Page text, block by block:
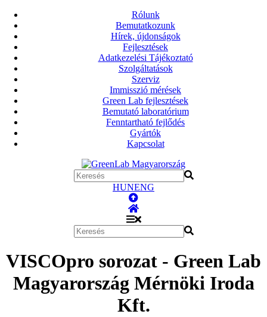
Rólunk
Bemutatkozunk
Hírek, újdonságok
Fejlesztések
Adatkezelési Tájékoztató
Szolgáltatások
Szerviz
Immisszió mérések
Green Lab fejlesztések
Bemutató laboratórium
Fenntartható fejlődés
Gyártók
Kapcsolat
HUNENG
VISCOpro sorozat - Green Lab
Magyarország Mérnöki Iroda
Kft.